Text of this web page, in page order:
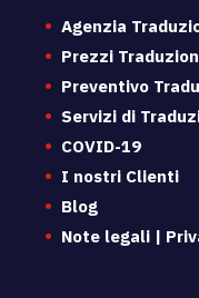
Agenzia
Prezzi
Preventivo
Servizi di
COVID-19
I nostri Clienti
Blog
Note legali |